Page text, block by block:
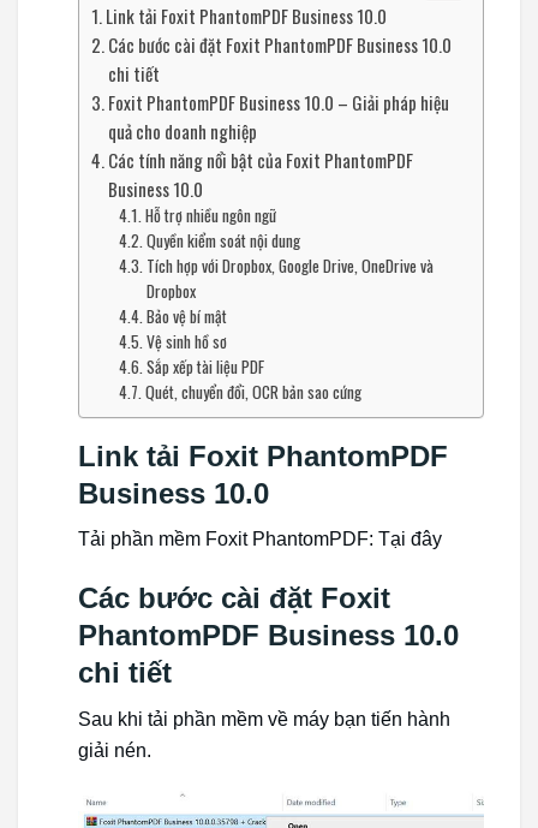
Link tải Foxit PhantomPDF Business 10.0
Các bước cài đặt Foxit PhantomPDF Business 10.0
chi tiết
Foxit PhantomPDF Business 10.0 – Giải pháp hiệu
quả cho doanh nghiệp
Các tính năng nổi bật của Foxit PhantomPDF
Business 10.0
Hỗ trợ nhiều ngôn ngữ
Quyền kiểm soát nội dung
Tích hợp với Dropbox, Google Drive, OneDrive và
Dropbox
Bảo vệ bí mật
Vệ sinh hồ sơ
Sắp xếp tài liệu PDF
Quét, chuyển đổi, OCR bản sao cứng
Link tải Foxit PhantomPDF
Business 10.0
Tải phần mềm Foxit PhantomPDF: Tại đây
Các bước cài đặt Foxit
PhantomPDF Business 10.0
chi tiết
Sau khi tải phần mềm về máy bạn tiến hành
giải nén.